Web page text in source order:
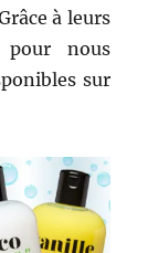
à leurs
pour nous
sur